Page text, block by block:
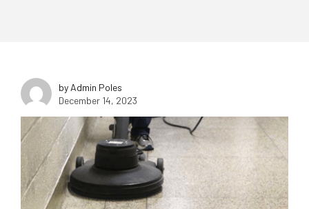
by Admin Poles
December 14, 2023